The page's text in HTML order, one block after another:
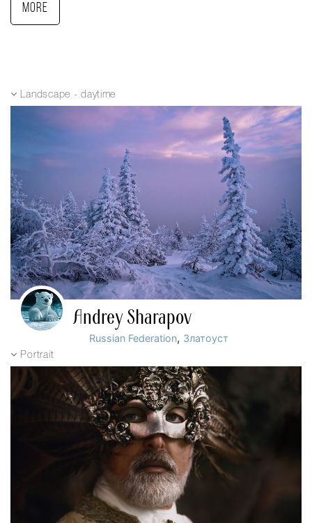
More
Landscape - daytime
Andrey Sharapov
Russian Federation, Златоуст
Portrait